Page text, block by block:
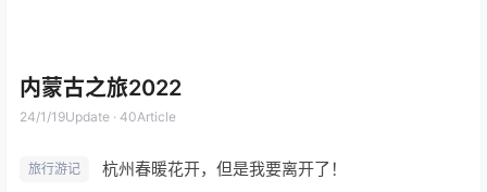
内蒙古之旅2022
24/1/19Update · 40Article
旅行游记 杭州春暖花开，但是我要离开了！